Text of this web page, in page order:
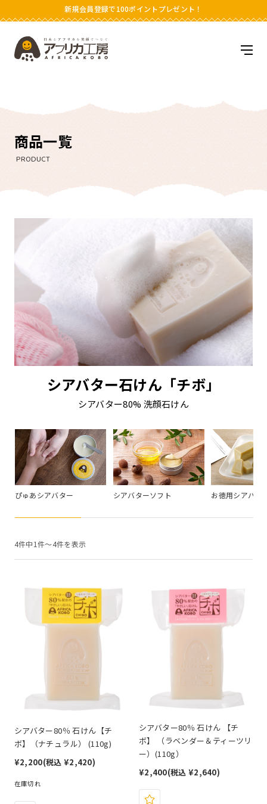
新規会員登録で100ポイントプレゼント！
商品一覧
PRODUCT
シアバター石けん「チボ」
シアバター80% 洗顔石けん
ぴゅあシアバター シアバターソフト お徳用シアバタ
4件中1件～4件を表示
シアバター80％ 石けん【チ
ボ】（ナチュラル） (110g)
¥2,200(税込 ¥2,420)
在庫切れ
シアバター80％ 石けん 【チ
ボ】 （ラベンダー＆ティーツリ
ー）(110g）
¥2,400(税込 ¥2,640)